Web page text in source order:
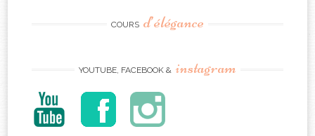
COURS d’élégance
YOUTUBE, FACEBOOK & instagram